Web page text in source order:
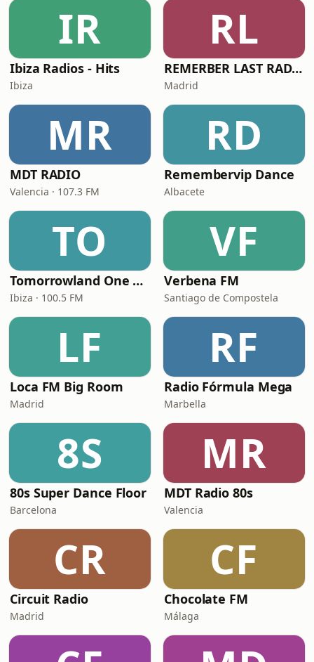
IR
Ibiza Radios - Hits
Ibiza
RL
REMERBER LAST RADIO
Madrid
MR
MDT RADIO
Valencia · 107.3 FM
RD
Remembervip Dance
Albacete
TO
Tomorrowland One World Radio - Spain
Ibiza · 100.5 FM
VF
Verbena FM
Santiago de Compostela
LF
Loca FM Big Room
Madrid
RF
Radio Fórmula Mega
Marbella
8S
80s Super Dance Floor
Barcelona
MR
MDT Radio 80s
Valencia
CR
Circuit Radio
Madrid
CF
Chocolate FM
Málaga